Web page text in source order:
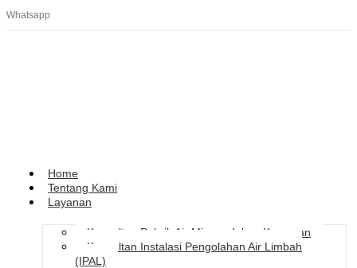
Whatsapp
Home
Tentang Kami
Layanan
Konsultan Pabrik Air Minum dalam Kemasan
Konsultan Instalasi Pengolahan Air Limbah
(IPAL)